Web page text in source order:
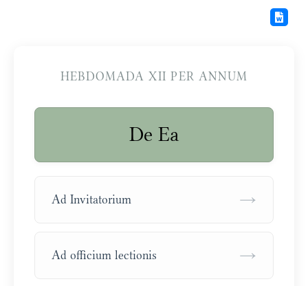
HEBDOMADA XII PER ANNUM
De Ea
Ad Invitatorium →
Ad officium lectionis →